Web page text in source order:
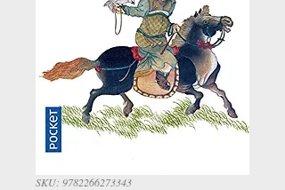
SKU: 9782266273343